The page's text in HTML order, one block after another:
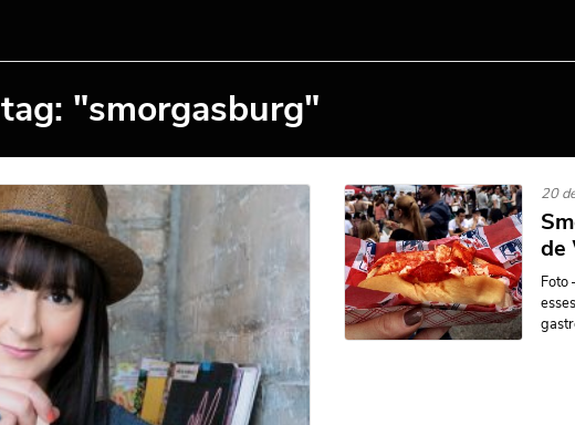
"smorgasburg"
20
de
Foto